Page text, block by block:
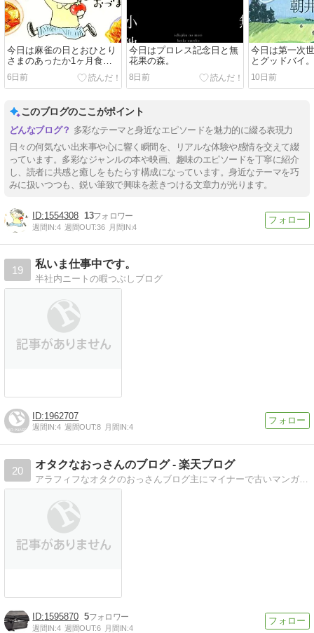
今日は麻雀の日とおひとり
さまのあったか1ヶ月食費2
万円生活。
6日前
今日はプロレス記念日と無
花果の森。
8日前
今日は第一次
とグッドバイ。
10日前
このブログのここがポイント
多彩なテーマと身近なエピソードを魅力的に綴る表現力
日々の何気ない出来事や心に響く瞬間を、リアルな体験や感情を交えて綴
っています。多彩なジャンルの本や映画、趣味のエピソードを丁寧に紹介
し、読者に共感と癒しをもたらす構成になっています。身近なテーマを巧
みに扱いつつも、鋭い筆致で興味を惹きつける文章力が光ります。
1554308 13
週間IN:4 週間OUT:36 月間IN:4
19
私いま仕事中です。
半社内ニートの暇つぶしブログ
1962707
週間IN:4 週間OUT:8 月間IN:4
20
オタクなおっさんのブログ - 楽天ブログ
アラフィフなオタクのおっさんブログ主にマイナーで古いマンガや音楽の話をだらだらと。
1595870 5
週間IN:4 週間OUT:6 月間IN:4